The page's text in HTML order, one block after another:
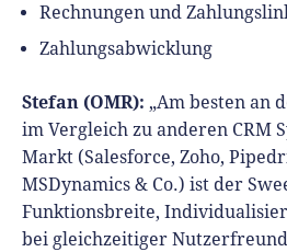
Rechnungen und
Zahlungsabwicklung
Stefan (OMR): „Am besten an
im Vergleich zu anderen CRM
Markt (Salesforce, Zoho,
MSDynamics & Co.) ist der
Funktionsbreite,
bei gleichzeitiger